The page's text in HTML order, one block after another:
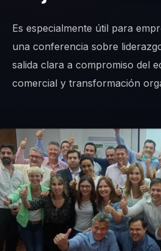
Es especialmente útil para
una conferencia sobre
salida clara a compromiso del
comercial y transformación